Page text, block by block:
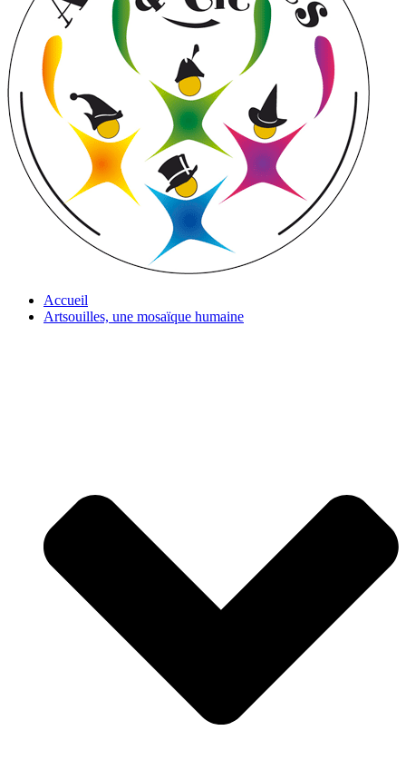
Accueil
Artsouilles, une mosaïque humaine